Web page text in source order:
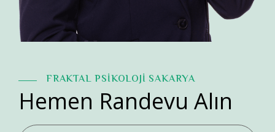
FRAKTAL PSİKOLOJİ SAKARYA
Hemen Randevu Alın